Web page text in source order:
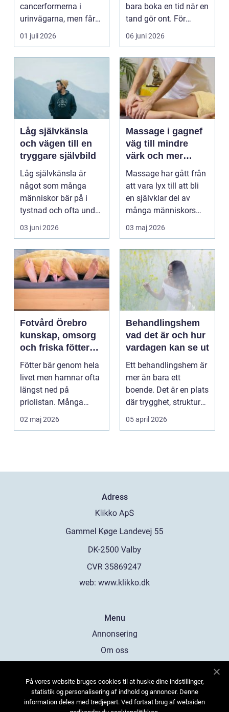
cancerformerna i
urinvägarna, men får
ofta mindre
uppmärksamh...
01 juli 2026
bara boka en tid när en
tand gör ont. För
många är tandvå...
06 juni 2026
Låg självkänsla
och vägen till en
tryggare självbild
Låg självkänsla är
något som många
människor bär på i
tystnad och ofta under
lång tid. Många
uppleve...
03 juni 2026
Massage i gagnef
väg till mindre
värk och mer
vardagsenergi
Massage har gått från
att vara lyx till att bli
en självklar del av
många människors
hälsa och varda...
03 maj 2026
Fotvård Örebro
kunskap, omsorg
och friska fötter
året runt
Fötter bär genom hela
livet men hamnar ofta
längst ned på
priolistan. Många
väntar tills problemen
02 maj 2026
Behandlingshem
vad det är och hur
vardagen kan se ut
Ett behandlingshem är
mer än bara ett
boende. Det är en plats
där trygghet, struktur
och professione...
05 april 2026
Adress
web: www.klikko.dk
Menu
Annonsering
Om oss
Kontakta oss
Sitemap
På vores website bruges cookies til at huske dine indstillinger,
statistik og personalisering af indhold og annoncer. Denne
information deles med tredjepart. Ved fortsat brug af websiden